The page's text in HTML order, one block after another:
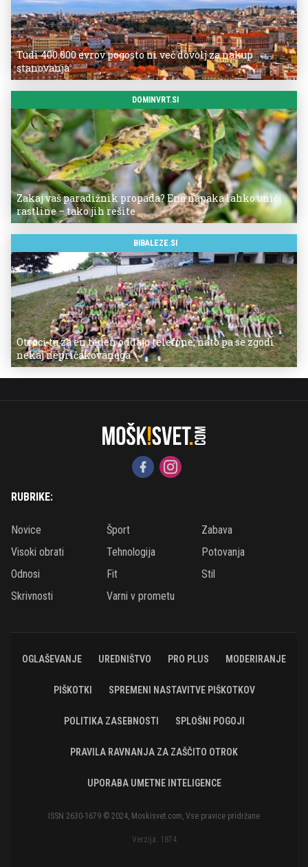
Tudi 400.000 evrov pogosto ni več dovolj za nakup
stanovanja
DOMINVRT.SI
Zakaj vaš paradižnik propada? Ena napaka lahko uniči
rastline – tako jih rešite
BIBALEZE.SI
Otroci tu za en teden oddajo telefone, nato pa se zgodi
nekaj nepričakovanega
RUBRIKE:
Novice Šport
Zabava
Visoki obrati
Tehnologija
Potovanja
Odnosi
Fit
Stil
Skrivnosti
Varni v prometu
OGLAŠEVANJE UREDNIŠTVO PRO PLUS MODERIRANJE
PIŠKOTKI SPREMENI NASTAVITVE PIŠKOTKOV
POLITIKA ZASEBNOSTI SPLOŠNI POGOJI
PRAVILA RAVNANJA ZA ZAŠČITO OTROK
UPORABA UMETNE INTELIGENCE
ISSN 2630-1679 © 2024, Moskisvet.com, Vse pravice pridržane
Verzija: 1874